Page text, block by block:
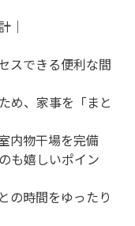
｜
スできる便利な間
め、家事を「まと
内物干場を完備
も嬉しいポイン
の時間をゆったり